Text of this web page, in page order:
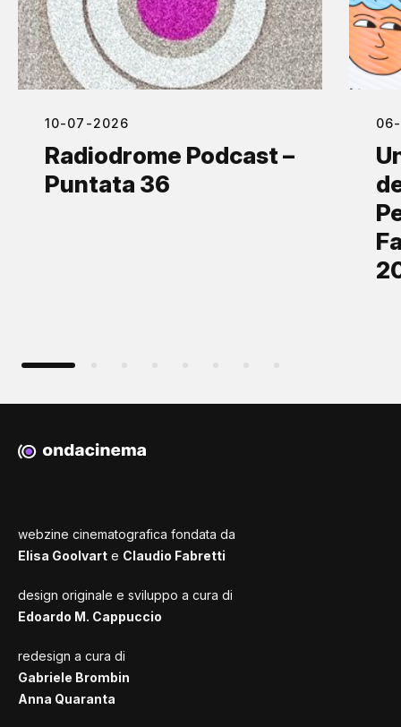
10-07-2026
Radiodrome Podcast –
Puntata 36
webzine cinematografica fondata da
Elisa Goolvart e Claudio Fabretti
design originale e sviluppo a cura di
Edoardo M. Cappuccio
redesign a cura di
Gabriele Brombin
Anna Quaranta